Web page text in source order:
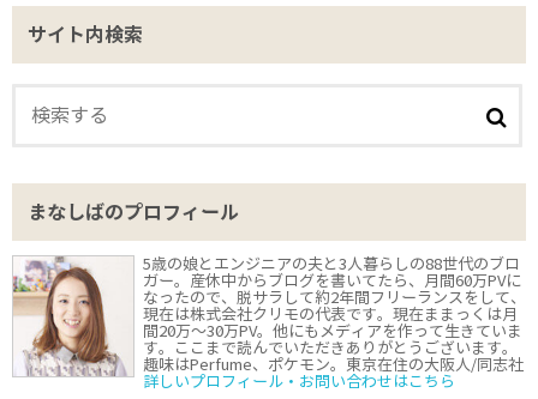
サイト内検索
まなしばのプロフィール
5歳の娘とエンジニアの夫と3人暮らしの88世代のブロ
ガー。産休中からブログを書いてたら、月間60万PVに
なったので、脱サラして約2年間フリーランスをして、
現在は株式会社クリモの代表です。現在ままっくは月
間20万〜30万PV。他にもメディアを作って生きていま
す。ここまで読んでいただきありがとうございます。
趣味はPerfume、ポケモン。東京在住の大阪人/同志社
詳しいプロフィール・お問い合わせはこちら